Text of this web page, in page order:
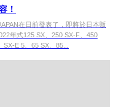
！
在日前發表了，即將於日本販
年式125 SX、250 SX-F、450
SX-E 5、65 SX、85...